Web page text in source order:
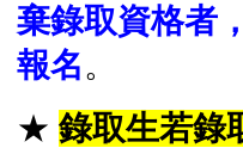
棄錄取資格者
報名。
★ 錄取生若錄